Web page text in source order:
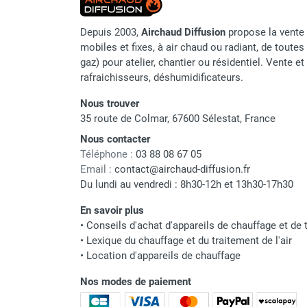
punaises de lit
Chauffage électrique par convection
Chauffage mobile au fioul et GNR
Chauffage fioul soufflant avec
Chauffage fioul soufflant avec
cheminée à raccorder sur citerne
Chauffage fioul soufflant sans
cheminée à combustion directe
Chauffage fioul
infrarouge/rayonnant
Chauffage mobile au gaz propane /
butane
Chauffage mobile au gaz à
combustion directe
combustion indirecte
Chauffage mobile au gaz rayonnant
Depuis 2003, Airchaud Diffusion propose la
mobiles et fixes, à air chaud ou radiant, de
gaz) pour atelier, chantier ou résidentiel. Vente
rafraichisseurs, déshumidificateurs.
Nous trouver
35 route de Colmar, 67600 Sélestat, France
Nous contacter
Téléphone : 03 88 08 67 05
Email : contact@airchaud-diffusion.fr
Du lundi au vendredi : 8h30-12h et 13h30-17h30
En savoir plus
• Conseils d'achat d'appareils de chauffage et de
• Lexique du chauffage et du traitement de l'air
• Location d'appareils de chauffage
Nos modes de paiement